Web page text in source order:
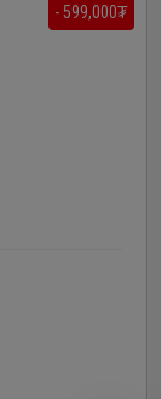
- 599,000₮